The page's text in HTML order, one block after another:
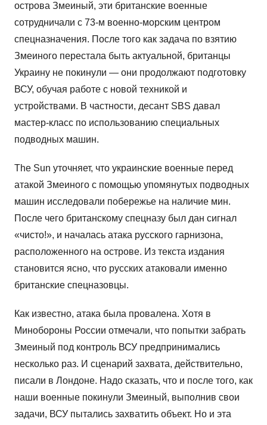
острова Змеиный, эти британские военные
сотрудничали с 73-м военно-морским центром
спецназначения. После того как задача по взятию
Змеиного перестала быть актуальной, британцы
Украину не покинули — они продолжают подготовку
ВСУ, обучая работе с новой техникой и
устройствами. В частности, десант SBS давал
мастер-класс по использованию специальных
подводных машин.
The Sun уточняет, что украинские военные перед
атакой Змеиного с помощью упомянутых подводных
машин исследовали побережье на наличие мин.
После чего британскому спецназу был дан сигнал
«чисто!», и началась атака русского гарнизона,
расположенного на острове. Из текста издания
становится ясно, что русских атаковали именно
британские спецназовцы.
Как известно, атака была провалена. Хотя в
Минобороны России отмечали, что попытки забрать
Змеиный под контроль ВСУ предпринимались
несколько раз. И сценарий захвата, действительно,
писали в Лондоне. Надо сказать, что и после того, как
наши военные покинули Змеиный, выполнив свои
задачи, ВСУ пытались захватить объект. Но и эта